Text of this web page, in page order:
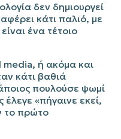
δεν δημιουργεί
κάτι παλιό, με
ένα τέτοιο
media, ή ακόμα και
κάτι βαθιά
πουλούσε ψωμί
«πήγαινε εκεί,
το πρώτο